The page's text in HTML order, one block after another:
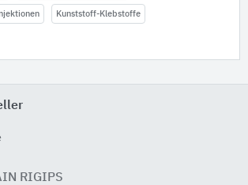
Kunststoff-Klebstoffe
RIGIPS